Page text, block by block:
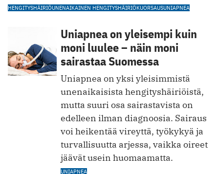
HENGITYSHÄIRIÖUNENAIKAINEN HENGITYSHÄIRIÖKUORSAUSUNIAPNEA
Uniapnea on yleisempi kuin
moni luulee – näin moni
sairastaa Suomessa
Uniapnea on yksi yleisimmistä
unenaikaisista hengityshäiriöistä,
mutta suuri osa sairastavista on
edelleen ilman diagnoosia. Sairaus
voi heikentää vireyttä, työkykyä ja
turvallisuutta arjessa, vaikka oireet
jäävät usein huomaamatta.
UNIAPNEA